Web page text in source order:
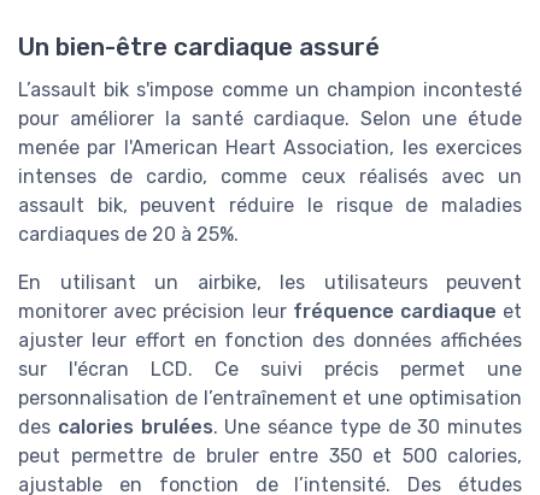
Un bien-être cardiaque assuré
L’assault bik s'impose comme un champion incontesté
pour améliorer la santé cardiaque. Selon une étude
menée par l'American Heart Association, les exercices
intenses de cardio, comme ceux réalisés avec un
assault bik, peuvent réduire le risque de maladies
cardiaques de 20 à 25%.
En utilisant un airbike, les utilisateurs peuvent
monitorer avec précision leur fréquence cardiaque et
ajuster leur effort en fonction des données affichées
sur l'écran LCD. Ce suivi précis permet une
personnalisation de l’entraînement et une optimisation
des calories brulées. Une séance type de 30 minutes
peut permettre de bruler entre 350 et 500 calories,
ajustable en fonction de l’intensité. Des études